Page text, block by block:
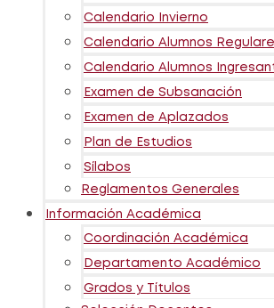
Calendario Invierno
Calendario Alumnos
Calendario Alumnos
Examen de Subsanación
Examen de Aplazados
Plan de Estudios
Sílabos
Reglamentos Generales
Información Académica
Coordinación Académica
Departamento Académico
Grados y Títulos